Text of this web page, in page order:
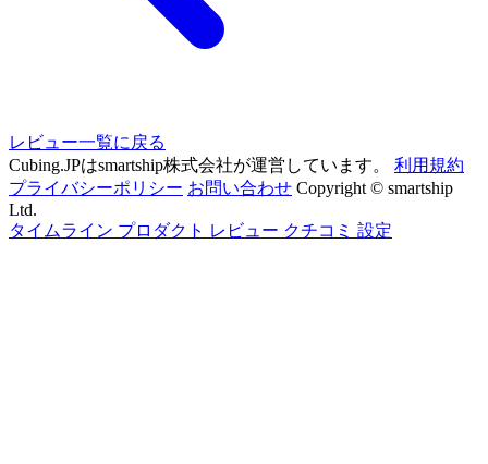
レビュー一覧に戻る
Cubing.JPはsmartship株式会社が運営しています。
利用規約
プライバシーポリシー お問い合わせ Copyright © smartship
Ltd.
タイムライン プロダクト レビュー クチコミ 設定